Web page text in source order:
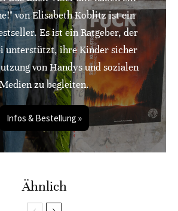
von Elisabeth Koblitz ist ein
Es ist ein Ratgeber, der
unterstützt, ihre Kinder sicher
von Handys und sozialen
Medien zu begleiten.
Infos & Bestellung »
Ähnlich